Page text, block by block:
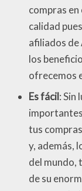
compras
calidad
afiliados de
los
ofrecemos
Es fácil: Sin
tus
y, además,
del mundo,
de su